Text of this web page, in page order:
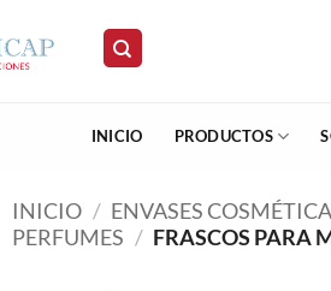
INICIO PRODUCTOS
INICIO / ENVASES
PERFUMES / FRASCOS PARA